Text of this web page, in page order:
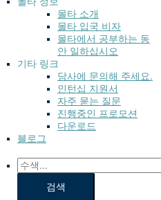
몰타 소개
몰타 입국 비자
몰타에서 공부하는 동
안 일하십시오
기타 링크
당사에 문의해 주세요.
인턴십 지원서
자주 묻는 질문
진행중인 프로모션
다운로드
블로그